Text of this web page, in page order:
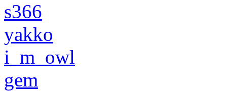
s366
yakko
i_m_owl
gem